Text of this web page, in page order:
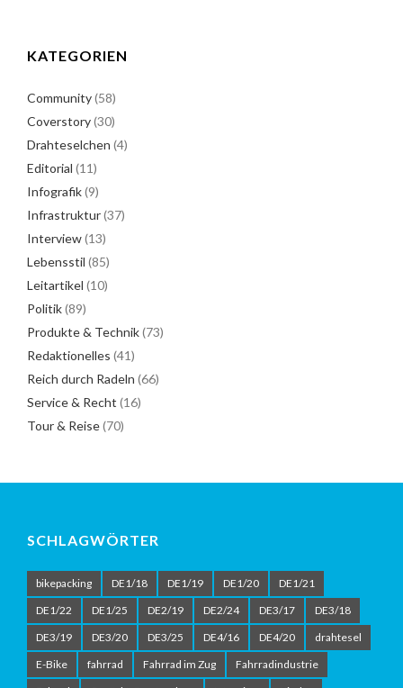
KATEGORIEN
Community(58)
Coverstory(30)
Drahteselchen (4)
Editorial (11)
Infografik(9)
Infrastruktur(37)
Interview(13)
Lebensstil (85)
Leitartikel (10)
Politik(89)
Produkte & Technik(73)
Redaktionelles (41)
Reich durch Radeln (66)
Service & Recht (16)
Tour & Reise(70)
SCHLAGWÖRTER
bikepacking DE1/18 DE1/19 DE1/20
DE1/21
DE1/22
DE1/25 DE2/19 DE2/24 DE3/17
DE3/18
DE3/19
DE3/20 DE3/25 DE4/16 DE4/20
drahtesel
E-Bike
fahrrad Fahrrad im Zug
Fahrradindustrie